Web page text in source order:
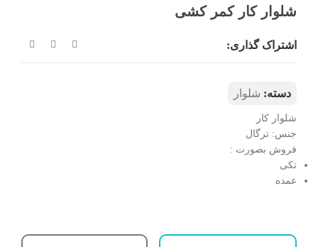
شلوار کار کمر کشی
اشتراک گذاری:
دسته: شلوار
شلوار کار
جنس: ترگال
فروش بصورت :
تکی
عمده